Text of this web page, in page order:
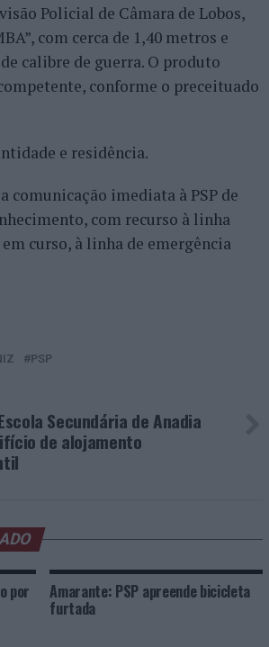
Policial de Câmara de Lobos,
com cerca de 1,40 metros e
calibre de guerra. O produto
conforme o preceituado
e residência.
comunicação imediata à PSP de
com recurso à linha
curso, à linha de emergência
PSP
Secundária de Anadia
de alojamento
por Amarante: PSP apreende bicicleta
furtada